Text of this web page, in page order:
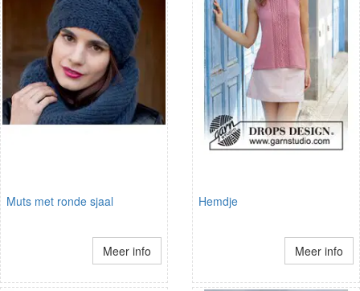
Muts met ronde sjaal
Meer info
Hemdje
Meer info